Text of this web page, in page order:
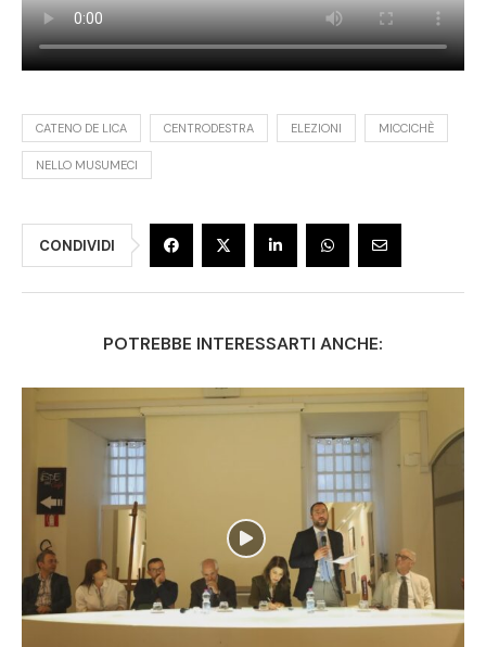
CATENO DE LICA CENTRODESTRA ELEZIONI MICCICHÈ
NELLO MUSUMECI
CONDIVIDI
POTREBBE INTERESSARTI ANCHE: